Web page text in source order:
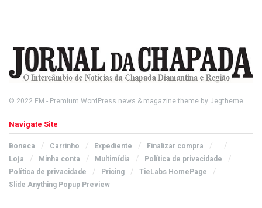
© 2022 FM - Premium WordPress news & magazine theme by Jegtheme.
Navigate Site
Boneca Carrinho Expediente
Finalizar compra
Loja
Minha conta Multimídia
Política de privacidade
Política de privacidade
Pricing
TieLabs HomePage
Slide Anything Popup Preview